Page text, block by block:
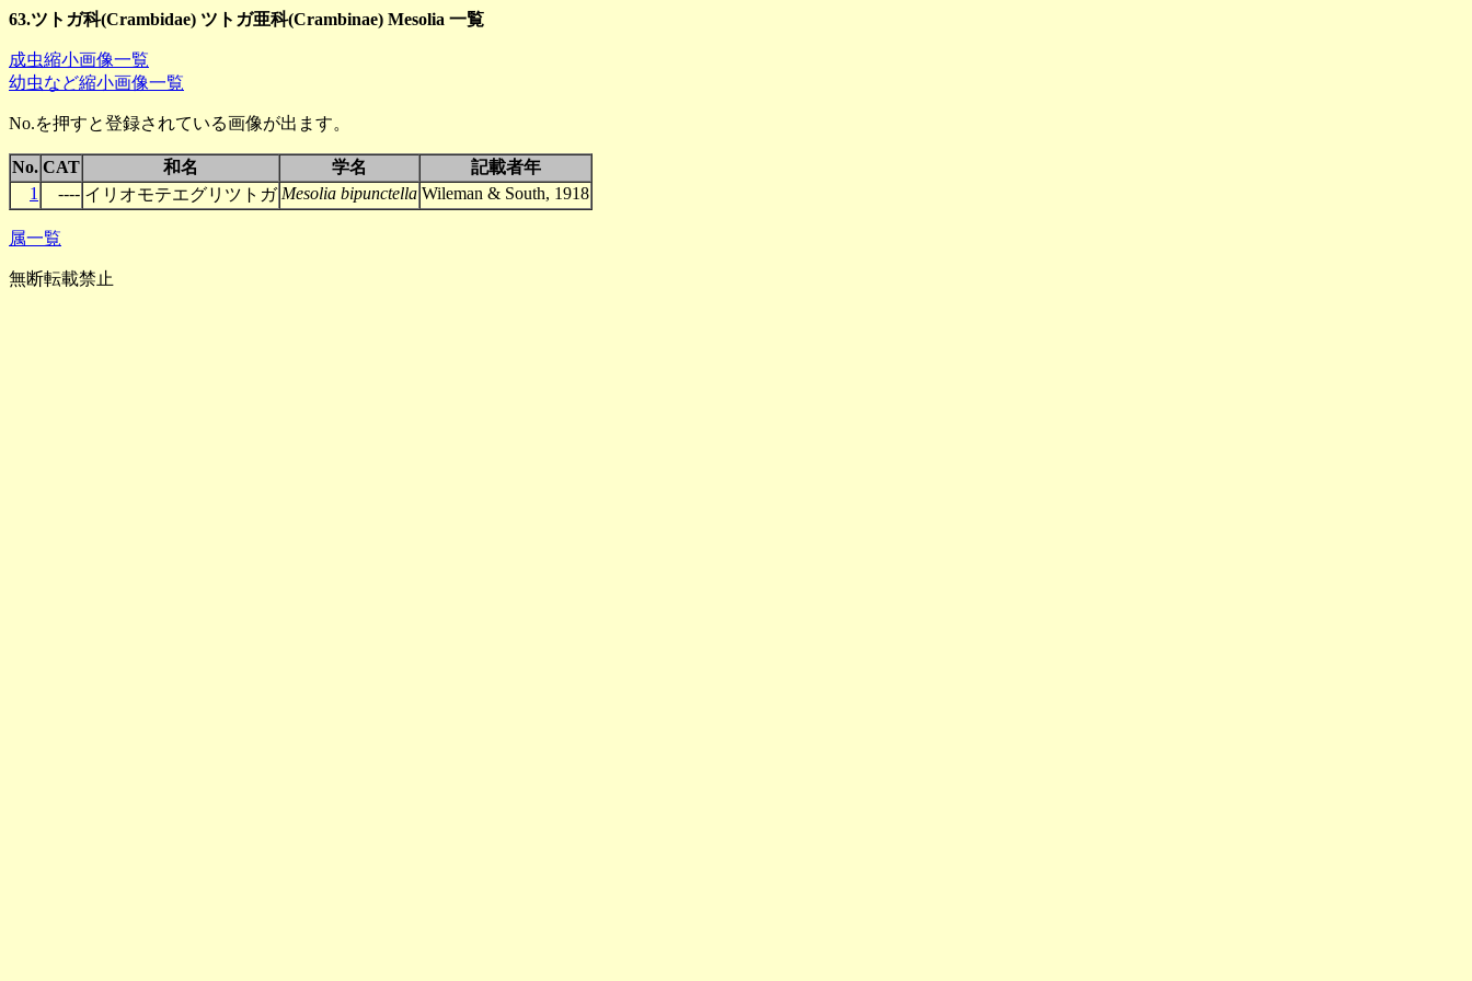
63.ツトガ科(Crambidae) ツトガ亜科(Crambinae) Mesolia 一覧
成虫縮小画像一覧
幼虫など縮小画像一覧
No.を押すと登録されている画像が出ます。
No. CAT 和名 学名
記載者年
1
---- イリオモテエグリツトガ Mesolia bipunctella Wileman & South, 1918
属一覧
無断転載禁止